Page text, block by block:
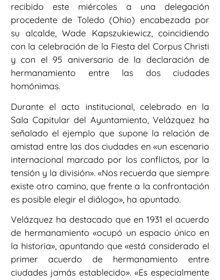
recibido este miércoles a una delegación
procedente de Toledo (Ohio) encabezada por
su alcalde, Wade Kapszukiewicz, coincidiendo
con la celebración de la Fiesta del Corpus Christi
y con el 95 aniversario de la declaración de
hermanamiento entre las dos ciudades
homónimas.
Durante el acto institucional, celebrado en la
Sala Capitular del Ayuntamiento, Velázquez ha
señalado el ejemplo que supone la relación de
amistad entre las dos ciudades en «un escenario
internacional marcado por los conflictos, por la
tensión y la división». «Nos recuerda que siempre
existe otro camino, que frente a la confrontación
es posible elegir el diálogo», ha apuntado.
Velázquez ha destacado que en 1931 el acuerdo
de hermanamiento «ocupó un espacio único en
la historia», apuntando que «está considerado el
primer acuerdo de hermanamiento entre
ciudades jamás establecido». «Es especialmente